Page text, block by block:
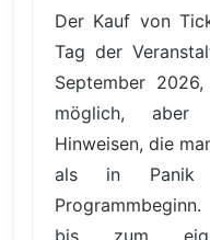
Der Kauf von
Tag der
September
möglich, aber
Hinweisen, die
als in Panik
bis zum